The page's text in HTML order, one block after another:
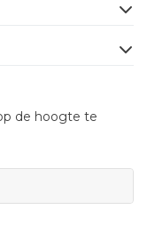
de hoogte te